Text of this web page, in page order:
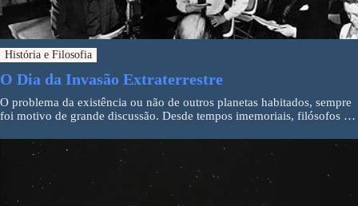
História e Filosofia
O Dia da Invasão Extraterrestre
O problema da existência ou não de outros planetas habitados, sempre
foi motivo de grande discussão. Desde tempos imemoriais, filósofos …